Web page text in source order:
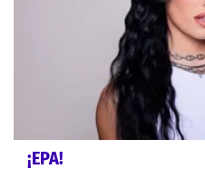
¡EPA!